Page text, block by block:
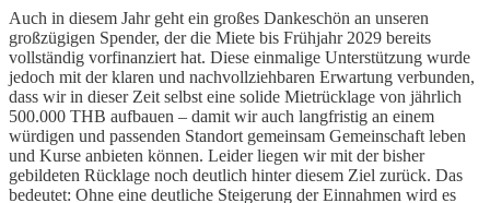
Auch in diesem Jahr geht ein großes Dankeschön an unseren
großzügigen Spender, der die Miete bis Frühjahr 2029 bereits
vollständig vorfinanziert hat. Diese einmalige Unterstützung wurde
jedoch mit der klaren und nachvollziehbaren Erwartung verbunden,
dass wir in dieser Zeit selbst eine solide Mietrücklage von jährlich
500.000 THB aufbauen – damit wir auch langfristig an einem
würdigen und passenden Standort gemeinsam Gemeinschaft leben
und Kurse anbieten können. Leider liegen wir mit der bisher
gebildeten Rücklage noch deutlich hinter diesem Ziel zurück. Das
bedeutet: Ohne eine deutliche Steigerung der Einnahmen wird es